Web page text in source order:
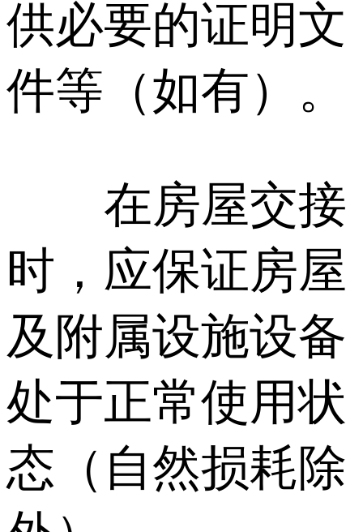
供必要的证明文
件等（如有）。
在房屋交接
时，应保证房屋
及附属设施设备
处于正常使用状
态（自然损耗除